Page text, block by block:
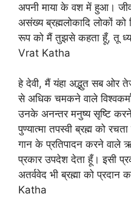
अपनी माया के वश में हुआ।
असंख्य ब्रह्मलोकादि लोकों
रूप को मैं तुझसे कहता हूँ, तू
Vrat Katha
हे देवी, मैं यंहा अद्भुत सब ओर
से अधिक चमकने वाले
उनके अनन्तर मनुष्य सृष्टि
पुण्यात्मा तपस्वी ब्रह्म को
गान के प्रतिपादन करने
प्रकार उपदेश देता हूँ। इसी
अतर्ववेद भी ब्रह्मा को
Katha